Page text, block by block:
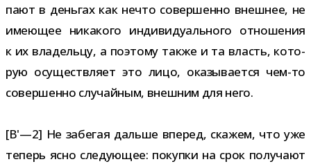
пают в день­гах как нечто совер­шенно внеш­нее, не
име­ю­щее ника­кого инди­ви­ду­аль­ного отно­ше­ния
к их вла­дельцу, а поэтому также и та власть, кото­
рую осу­ществ­ляет это лицо, ока­зы­ва­ется чем-​то
совер­шенно слу­чай­ным, внеш­ним для него.
[B'—2] Не забе­гая дальше впе­ред, ска­жем, что уже
теперь ясно сле­ду­ю­щее: покупки на срок полу­чают